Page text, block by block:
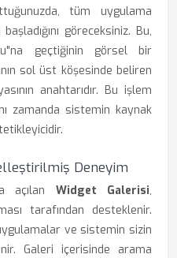
tüm uygulama
göreceksiniz. Bu,
geçtiğinin görsel bir
sol üst köşesinde beliren
anahtarıdır. Bu işlem
zamanda sistemin kaynak
Deneyim
açılan Widget Galerisi,
tarafından desteklenir.
ve sistemin sizin
Galeri içerisinde arama